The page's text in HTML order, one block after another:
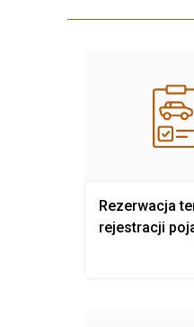
Rezerwacja
rejestracji